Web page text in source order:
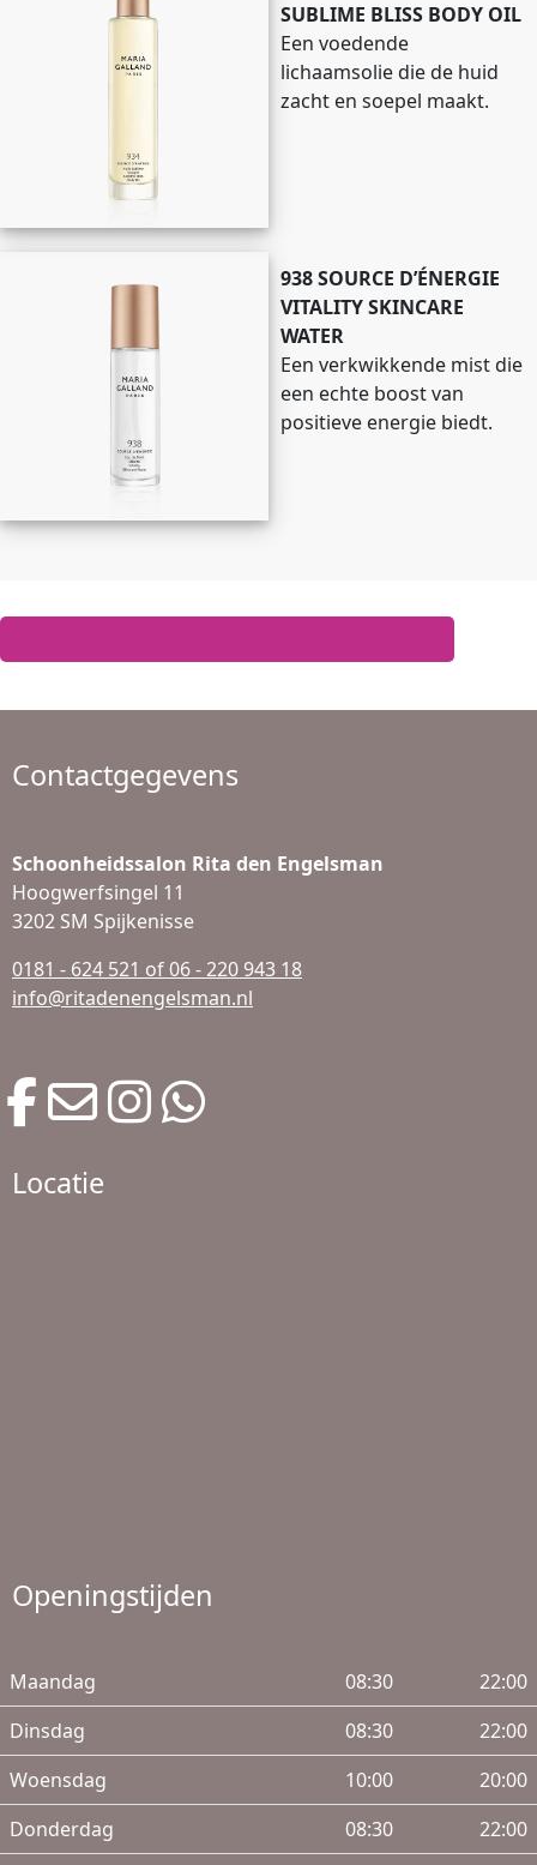
SUBLIME BLISS BODY OIL
Een voedende
lichaamsolie die de huid
zacht en soepel maakt.
938 SOURCE D’ÉNERGIE
VITALITY SKINCARE
WATER
Een verkwikkende mist die
een echte boost van
positieve energie biedt.
Contactgegevens
Schoonheidssalon Rita den Engelsman
Hoogwerfsingel 11
3202 SM Spijkenisse
0181 - 624 521 of 06 - 220 943 18
info@ritadenengelsman.nl
Locatie
Openingstijden
Maandag 08:30
22:00
Dinsdag
08:30
22:00
Woensdag
10:00
20:00
Donderdag
08:30 22:00